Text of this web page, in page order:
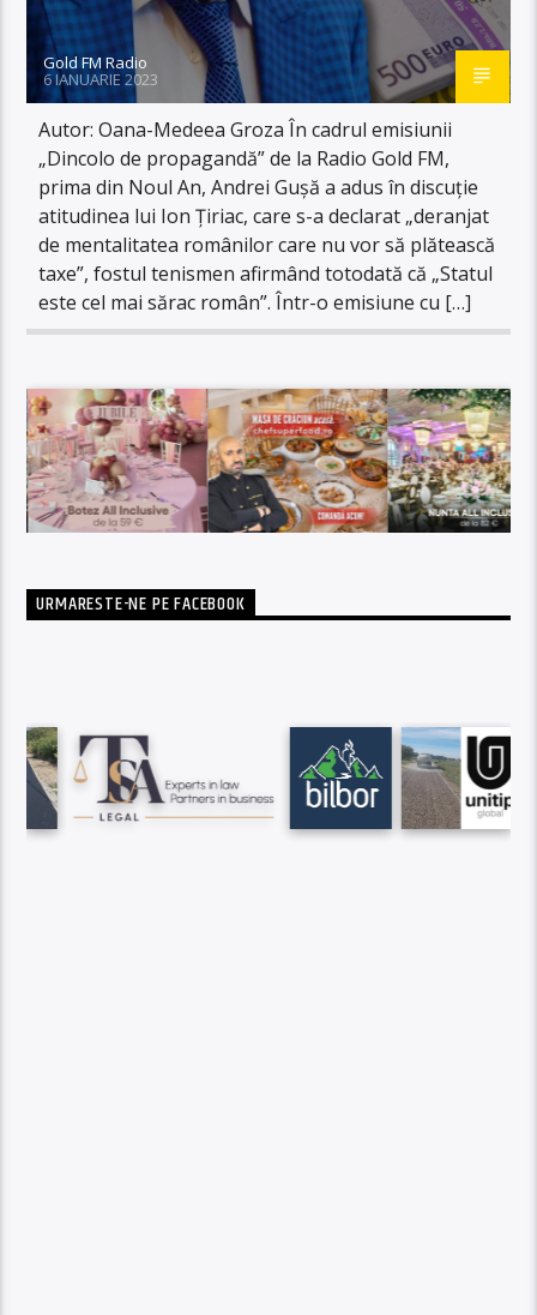
Gold FM Radio
6 IANUARIE 2023
Autor: Oana-Medeea Groza În cadrul emisiunii
„Dincolo de propagandă” de la Radio Gold FM,
prima din Noul An, Andrei Gușă a adus în discuție
atitudinea lui Ion Țiriac, care s-a declarat „deranjat
de mentalitatea românilor care nu vor să plătească
taxe”, fostul tenismen afirmând totodată că „Statul
este cel mai sărac român”. Într-o emisiune cu […]
URMARESTE-NE PE FACEBOOK